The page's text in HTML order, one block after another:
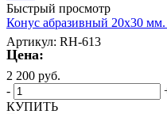
Быстрый просмотр
Конус абразивный 20х30
Артикул: RH-613
Цена:
2 200 руб.
-
КУПИТЬ